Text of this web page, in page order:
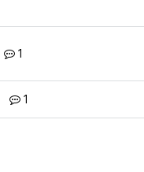
댓글 1
댓글 1